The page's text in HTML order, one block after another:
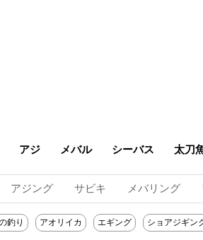
アジ メバル シーバス 太刀
アジング サビキ メバリング
釣り アオリイカ エギング ショアジギン